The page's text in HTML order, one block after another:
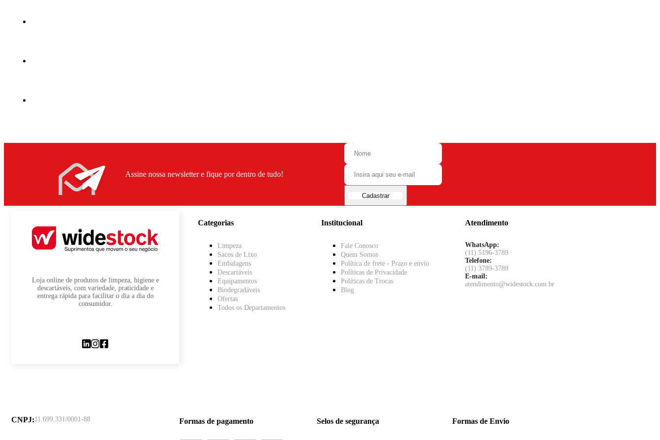
Assine nossa newsletter e fique por dentro de tudo!
Cadastrar
Loja online de produtos de limpeza, higiene e
descartáveis, com variedade, praticidade e
entrega rápida para facilitar o dia a dia do
consumidor.
Categorias
Limpeza
Sacos de Lixo
Embalagens
Descartáveis
Equipamentos
Biodegradáveis
Ofertas
Todos os Departamentos
Institucional
Fale Conosco
Quem Somos
Política de frete - Prazo e envio
Políticas de Privacidade
Políticas de Trocas
Blog
Atendimento
WhatsApp:
(11) 5196-3789
Telefone:
(11) 3789-3789
E-mail:
atendimento@widestock.com.br
CNPJ:11.699.331/0001-88 Formas de pagamento Selos de segurança Formas de Envio